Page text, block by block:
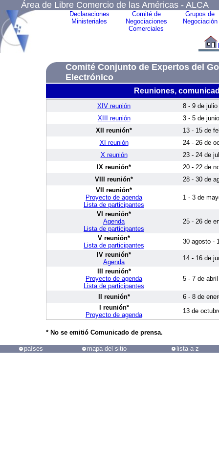
Área de Libre Comercio de las Américas - ALCA
Declaraciones
Ministeriales
Comité de
Negociaciones
Comerciales
Grupos de
Negociación
Comité Conjunto de Expertos del
Electrónico
Reuniones,
XIV reunión
8 - 9 de julio
XIII reunión
3 - 5 de
XII reunión*
13 - 15 de
XI reunión
24 - 26 de
X reunión
23 - 24 de
IX reunión*
20 - 22 de
VIII reunión*
28 - 30 de
VII reunión*
Proyecto de agenda
Lista de participantes
1 - 3 de
VI reunión*
Agenda
Lista de participantes
25 - 26 de
V reunión*
Lista de participantes
30 agosto -
IV reunión*
Agenda
14 - 16 de
III reunión*
Proyecto de agenda
Lista de participantes
5 - 7 de
II reunión*
6 - 8 de
I reunión*
Proyecto de agenda
13 de
* No se emitió Comunicado de prensa.
países mapa del sitio lista a-z